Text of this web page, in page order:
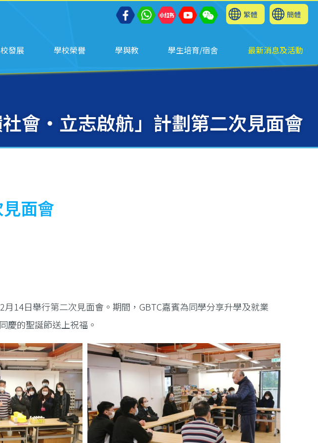
繁體 簡體
發展 學校榮譽 學與教 學生培育/宿舍 最新消息及活動
社會‧立志啟航」計劃第二次見面會
面會
14日舉行第二次見面會。期間，GBTC嘉賓為同學分享升學及就業
慶的聖誕節送上祝福。